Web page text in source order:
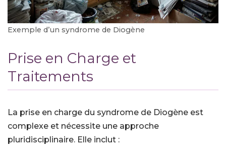
Exemple d’un syndrome de Diogène
Prise en Charge et
Traitements
La prise en charge du syndrome de Diogène est
complexe et nécessite une approche
pluridisciplinaire. Elle inclut :